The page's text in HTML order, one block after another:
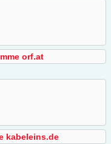
orf.at
kabeleins.de